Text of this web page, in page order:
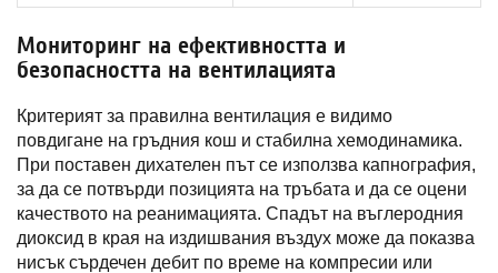
Мониторинг на ефективността и
безопасността на вентилацията
Критерият за правилна вентилация е видимо
повдигане на гръдния кош и стабилна хемодинамика.
При поставен дихателен път се използва капнография,
за да се потвърди позицията на тръбата и да се оцени
качеството на реанимацията. Спадът на въглеродния
диоксид в края на издишвания въздух може да показва
нисък сърдечен дебит по време на компресии или